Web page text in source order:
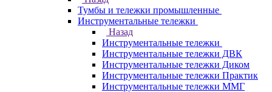
Тумбы и тележки промышленные
Инструментальные тележки
Назад
Инструментальные тележки
Инструментальные тележки ДВК
Инструментальные тележки Диком
Инструментальные тележки Практик
Инструментальные тележки ММГ